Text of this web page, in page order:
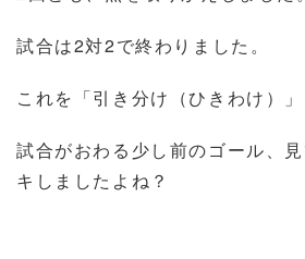
試合は2対2で終わりました。
これを「引き分け（ひきわけ）」
試合がおわる少し前のゴール、
キしましたよね？